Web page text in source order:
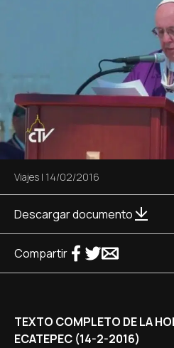
Viajes | 14/02/2016
Descargar documento
Compartir
TEXTO COMPLETO DE LA
ECATEPEC (14-2-2016)